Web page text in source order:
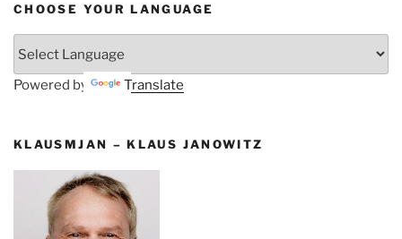
CHOOSE YOUR LANGUAGE
Powered by Translate
KLAUSMJAN – KLAUS JANOWITZ